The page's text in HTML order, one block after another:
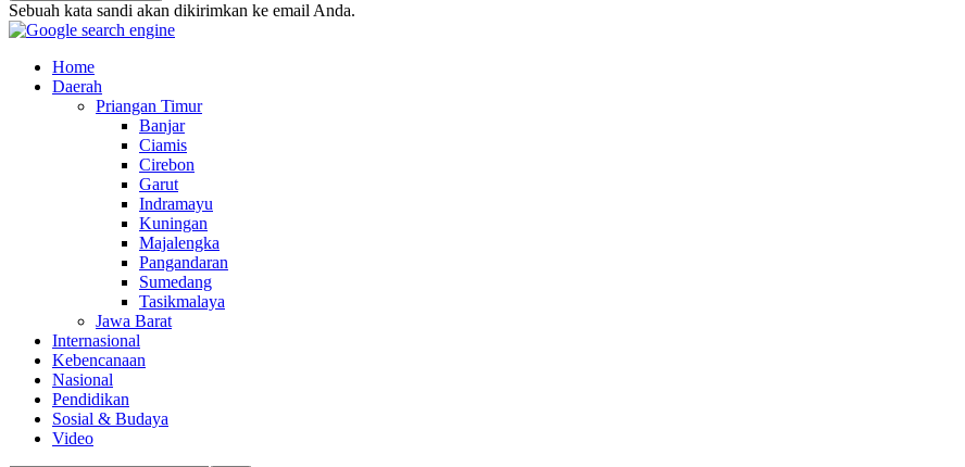
Sebuah kata sandi akan dikirimkan ke email Anda.
Home
Daerah
Priangan Timur
Banjar
Ciamis
Cirebon
Garut
Indramayu
Kuningan
Majalengka
Pangandaran
Sumedang
Tasikmalaya
Jawa Barat
Internasional
Kebencanaan
Nasional
Pendidikan
Sosial & Budaya
Video